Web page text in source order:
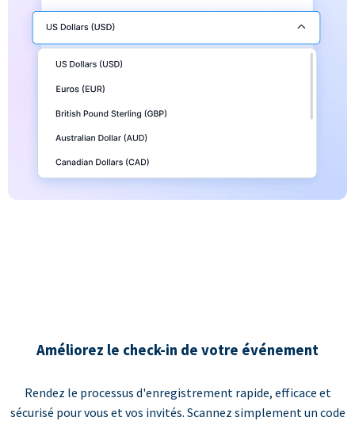
Améliorez le check-in de votre événement
Rendez le processus d'enregistrement rapide, efficace et
sécurisé pour vous et vos invités. Scannez simplement un code